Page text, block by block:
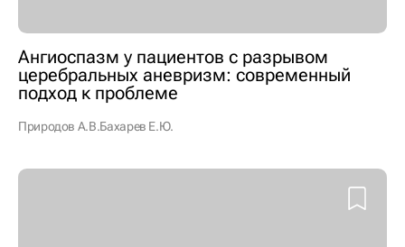
Ангиоспазм у пациентов с разрывом
церебральных аневризм: современный
подход к проблеме
Природов А.В.Бахарев Е.Ю.